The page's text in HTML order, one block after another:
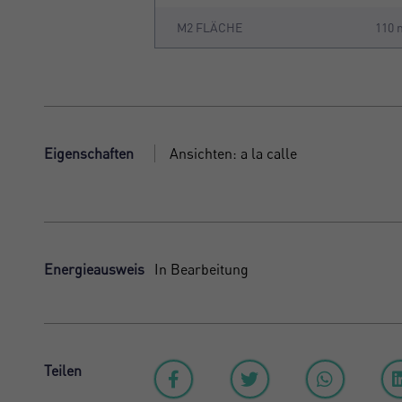
M2 FLÄCHE 110
Eigenschaften Ansichten: a la calle
Energieausweis In Bearbeitung
Teilen